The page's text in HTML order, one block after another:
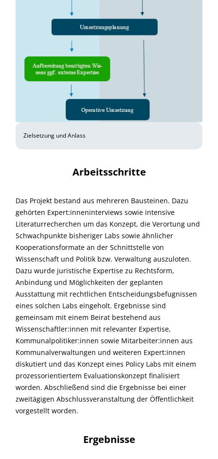
Zielsetzung und Anlass
Arbeitsschritte
Das Projekt bestand aus mehreren Bausteinen. Dazu
gehörten Expert:inneninterviews sowie intensive
Literaturrecherchen um das Konzept, die Verortung und
Schwachpunkte bisheriger Labs sowie ähnlicher
Kooperationsformate an der Schnittstelle von
Wissenschaft und Politik bzw. Verwaltung auszuloten.
Dazu wurde juristische Expertise zu Rechtsform,
Anbindung und Möglichkeiten der geplanten
Ausstattung mit rechtlichen Entscheidungsbefugnissen
eines solchen Labs eingeholt. Ergebnisse sind
gemeinsam mit einem Beirat bestehend aus
Wissenschaftler:innen mit relevanter Expertise,
Kommunalpolitiker:innen sowie Mitarbeiter:innen aus
Kommunalverwaltungen und weiteren Expert:innen
diskutiert und das Konzept eines Policy Labs mit einem
prozessorientiertem Evaluationskonzept finalisiert
worden. Abschließend sind die Ergebnisse bei einer
zweitägigen Abschlussveranstaltung der Öffentlichkeit
vorgestellt worden.
Ergebnisse